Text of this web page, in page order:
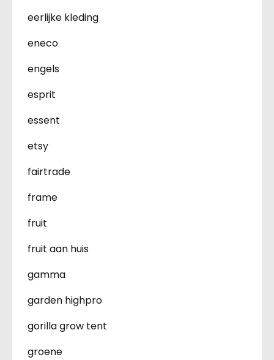
eerlijke kleding
eneco
engels
esprit
essent
etsy
fairtrade
frame
fruit
fruit aan huis
gamma
garden highpro
gorilla grow tent
groene